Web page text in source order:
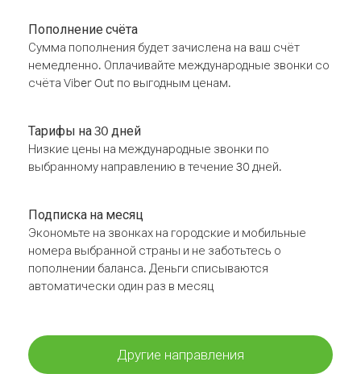
Пополнение счёта
Сумма пополнения будет зачислена на ваш счёт
немедленно. Оплачивайте международные звонки со
счёта Viber Out по выгодным ценам.
Тарифы на 30 дней
Низкие цены на международные звонки по
выбранному направлению в течение 30 дней.
Подписка на месяц
Экономьте на звонках на городские и мобильные
номера выбранной страны и не заботьтесь о
пополнении баланса. Деньги списываются
автоматически один раз в месяц
Другие направления